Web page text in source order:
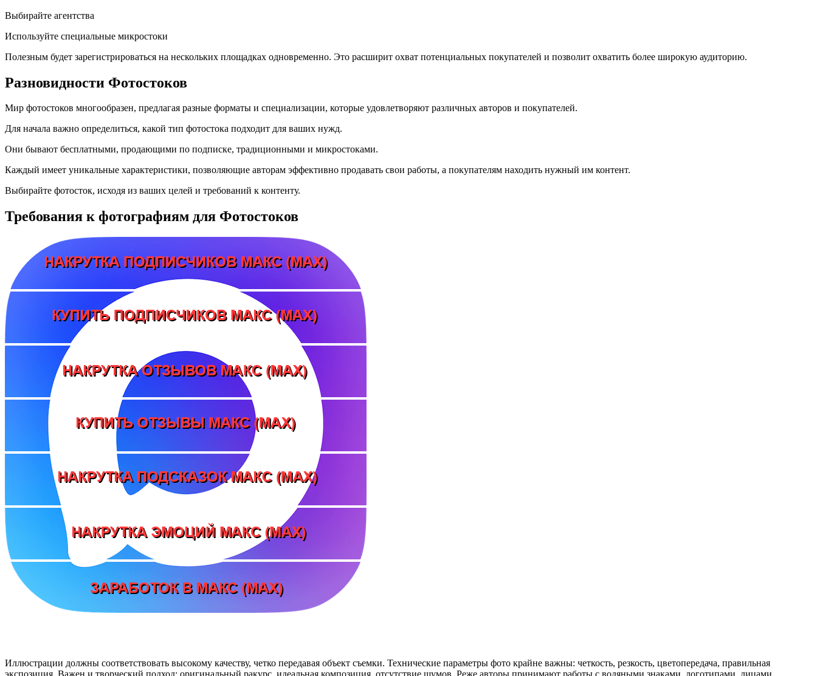
Выбирайте агентства
Используйте специальные микростоки
Полезным будет зарегистрироваться на нескольких площадках одновременно. Это расширит охват потенциальных покупателей и позволит охватить более широкую аудиторию.
Разновидности Фотостоков
Мир фотостоков многообразен, предлагая разные форматы и специализации, которые удовлетворяют различных авторов и покупателей.
Для начала важно определиться, какой тип фотостока подходит для ваших нужд.
Они бывают бесплатными, продающими по подписке, традиционными и микростоками.
Каждый имеет уникальные характеристики, позволяющие авторам эффективно продавать свои работы, а покупателям находить нужный им контент.
Выбирайте фотосток, исходя из ваших целей и требований к контенту.
Требования к фотографиям для Фотостоков
Иллюстрации должны соответствовать высокому качеству, четко передавая объект съемки. Технические параметры фото крайне важны: четкость, резкость, цветопередача, правильная